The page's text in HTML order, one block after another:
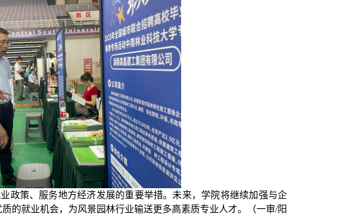
政策、服务地方经济发展的重要举措。未来，学院将继续加强与企
的就业机会，为风景园林行业输送更多高素质专业人才。（一审/阳